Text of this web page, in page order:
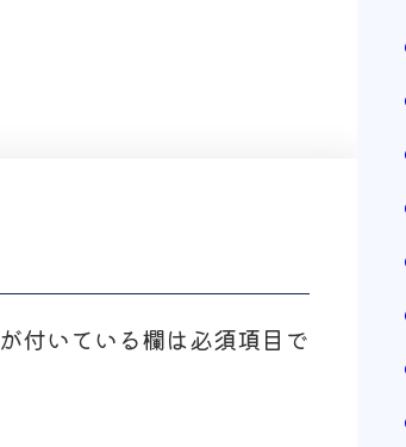
が付いている欄は必須項目で